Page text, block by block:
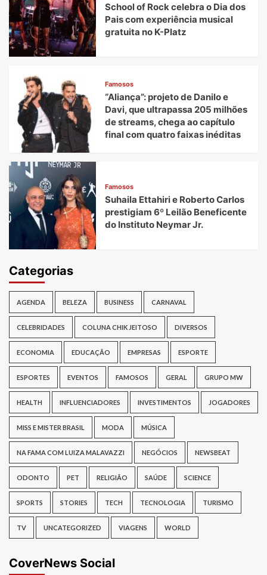
School of Rock celebra o Dia dos
Pais com experiência musical
gratuita no K-Platz
Famosos
“Aliança”: projeto de Danilo e
Davi, que ultrapassa 205 milhões
de streams, chega ao capítulo
final com quatro faixas inéditas
Famosos
Suhaila Ettahiri e Roberto Carlos
prestigiam 6º Leilão Beneficente
do Instituto Neymar Jr.
Categorias
AGENDA BELEZA BUSINESS CARNAVAL
CELEBRIDADES COLUNA CHIK JEITOSO DIVERSOS
ECONOMIA EDUCAÇÃO EMPRESAS ESPORTE
ESPORTES EVENTOS FAMOSOS GERAL GRUPO MW
HEALTH INFLUENCIADORES INVESTIMENTOS JOGADORES
MISS E MISTER BRASIL MODA MÚSICA
NA FAMA COM LUIZA MALAVAZZI NEGÓCIOS NEWSBEAT
ODONTO PET RELIGIÃO SAÚDE SCIENCE
SPORTS STORIES TECH TECNOLOGIA TURISMO
TV UNCATEGORIZED VIAGENS WORLD
CoverNews Social